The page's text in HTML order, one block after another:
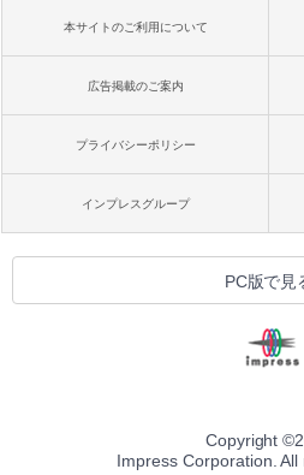
本サイトのご利用について
広告掲載のご案内
プライバシーポリシー
インプレスグループ
PC版で見
Copyright ©
Impress Corporation.